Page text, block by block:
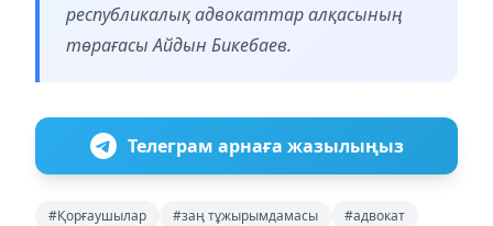
республикалық адвокаттар алқасының
төрағасы Айдын Бикебаев.
Телеграм арнаға жазылыңыз
#Қорғаушылар #заң тұжырымдамасы #адвокат